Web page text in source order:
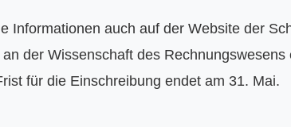
Informationen auch auf der Website der
der Wissenschaft des
für die Einschreibung endet am 31. Mai.